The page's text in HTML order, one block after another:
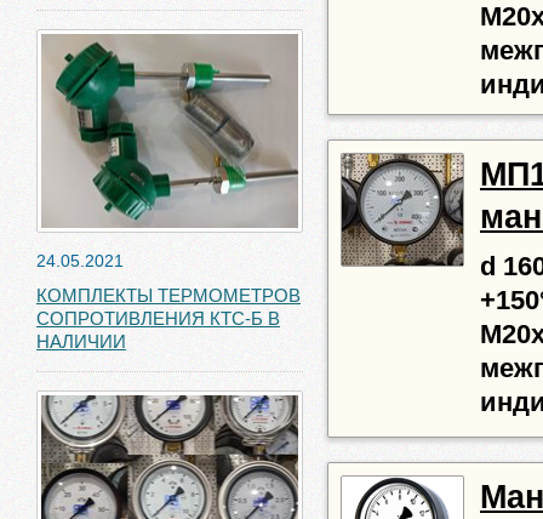
24.05.2021
КОМПЛЕКТЫ ТЕРМОМЕТРОВ
СОПРОТИВЛЕНИЯ КТС-Б В
НАЛИЧИИ
d